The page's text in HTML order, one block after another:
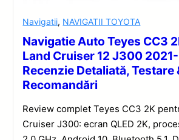
Navigatii, NAVIGATII TOYOTA
Navigatie Auto Teyes CC3
Land Cruiser 12 J300
Recenzie Detaliată, Testare
Recomandări
Review complet Teyes CC3 2K
Cruiser J300: ecran QLED 2K,